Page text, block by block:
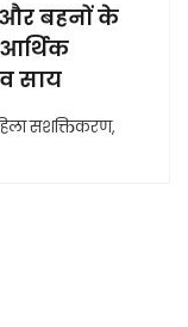
बहनों के
साय
सशक्तिकरण,